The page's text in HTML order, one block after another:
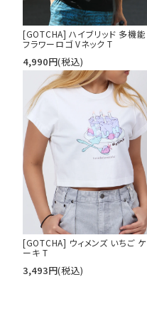
[GOTCHA] ハイブリッド 多機能
フラワーロゴ Vネック T
4,990円(税込)
[GOTCHA] ウィメンズ いちご ケ
ーキ T
3,493円(税込)